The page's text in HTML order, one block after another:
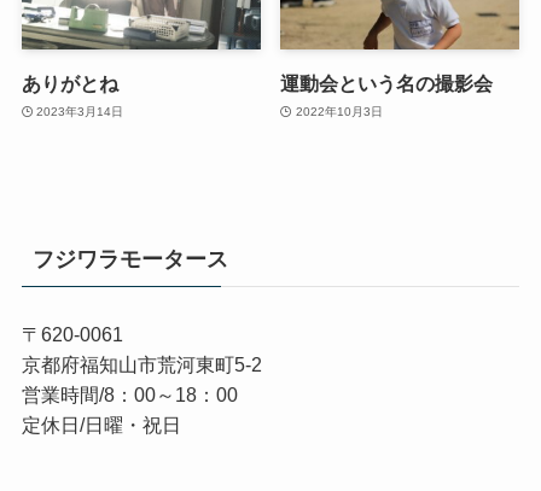
ありがとね
2023年3月14日
運動会という名の撮影会
2022年10月3日
フジワラモータース
〒620-0061
京都府福知山市荒河東町5-2
営業時間/8：00～18：00
定休日/日曜・祝日